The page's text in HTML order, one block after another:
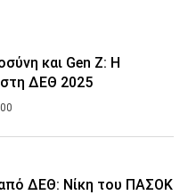
και Gen Z: Η
ΔΕΘ 2025
ΔΕΘ: Νίκη του ΠΑΣΟΚ